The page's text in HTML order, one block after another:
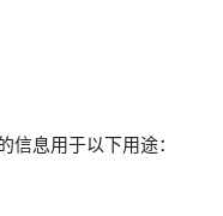
信息用于以下用途：